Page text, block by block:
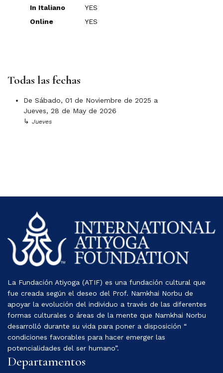
In Italiano
YES
Online
YES
Todas las fechas
De Sábado, 01 de Noviembre de 2025 a
Jueves, 28 de May de 2026
↳ Jueves
La Fundación Atiyoga (ATIF) es una fundación cultural que
fue creada según el deseo del Prof. Namkhai Norbu de
apoyar la evolución del individuo a través de las diferentes
formas culturales o áreas de la mente que Namkhai Norbu
desarrolló durante su vida para poner a disposición “
condiciones favorables para hacer emerger las
potencialidades del ser humano”.
Departamentos